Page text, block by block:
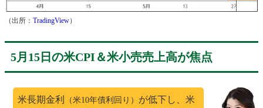
（出所： TradingView）
5月15日の米CPI＆米小売売上高が焦点
米長期金利 （米10年債利回り） が低下し、米